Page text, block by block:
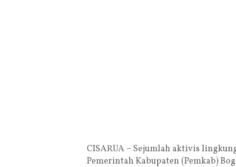
CISARUA – Sejumlah aktivis
Pemerintah Kabupaten (Pemkab)